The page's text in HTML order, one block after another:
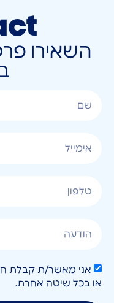
השאירו
או בכל שיטה אחרת.